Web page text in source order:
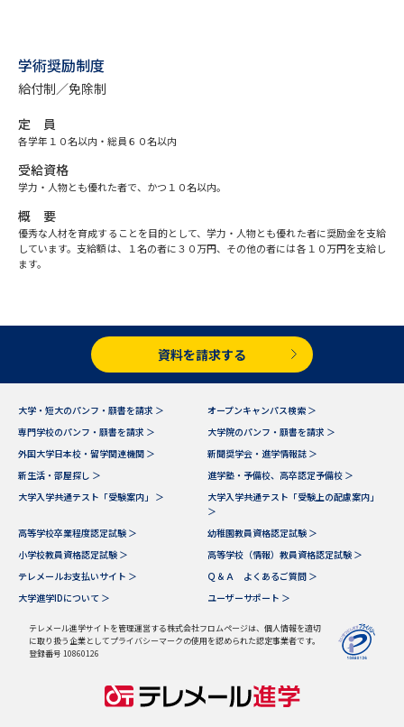
（高3生用）
オープンキャンパスなどを調べる
来場型・Web型イベント特集 夢ナビライブ
受験準備 資料検索
併願校選び 受験スケジュールを立てよう
先輩が入学を決めた理由 テレメール全国一斉進学調査
新生活お役立ちガイド
大学で学びたい学問発見
学術奨励制度
給付制／免除制
定 員
各学年１０名以内・総員６０名以内
受給資格
学力・人物とも優れた者で、かつ１０名以内。
概 要
優秀な人材を育成することを目的として、学力・人物とも優れた者に奨励金を支給
しています。支給額は、１名の者に３０万円、その他の者には各１０万円を支給し
ます。
資料を請求する
大学・短大のパンフ・願書を請求 ＞
オープンキャンパス検索 ＞
専門学校のパンフ・願書を請求 ＞
大学院のパンフ・願書を請求 ＞
外国大学日本校・留学関連機関 ＞
新聞奨学会・進学情報誌 ＞
新生活・部屋探し ＞
進学塾・予備校、高卒認定予備校 ＞
大学入学共通テスト「受験案内」 ＞
大学入学共通テスト「受験上の配慮案内」
＞
高等学校卒業程度認定試験 ＞
幼稚園教員資格認定試験 ＞
小学校教員資格認定試験 ＞
高等学校（情報）教員資格認定試験 ＞
テレメールお支払いサイト ＞
Ｑ＆Ａ よくあるご質問 ＞
大学進学IDについて ＞
ユーザーサポート ＞
テレメール進学サイトを管理運営する株式会社フロムページは、個人情報を適切
に取り扱う企業としてプライバシーマークの使用を認められた認定事業者です。
登録番号 10860126